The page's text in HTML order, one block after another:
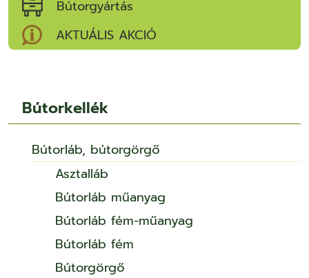
Bútorgyártás
AKTUÁLIS AKCIÓ
Bútorkellék
Bútorláb, bútorgörgő
Asztalláb
Bútorláb műanyag
Bútorláb fém-műanyag
Bútorláb fém
Bútorgörgő